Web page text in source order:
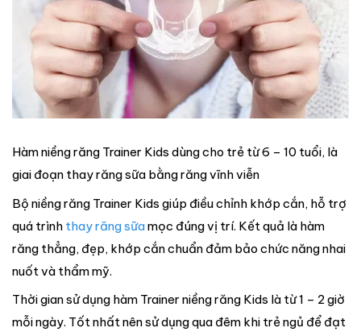
Hàm niềng răng Trainer Kids dùng cho trẻ từ 6 – 10 tuổi, là
giai đoạn thay răng sữa bằng răng vĩnh viễn
Bộ niềng răng Trainer Kids giúp điều chỉnh khớp cắn, hỗ trợ
quá trình thay răng sữamọc đúng vị trí. Kết quả là hàm
răng thẳng, đẹp, khớp cắn chuẩn đảm bảo chức năng nhai
nuốt và thẩm mỹ.
Thời gian sử dụng hàm Trainer niềng răng Kids là từ 1 – 2 giờ
mỗi ngày. Tốt nhất nên sử dụng qua đêm khi trẻ ngủ để đạt